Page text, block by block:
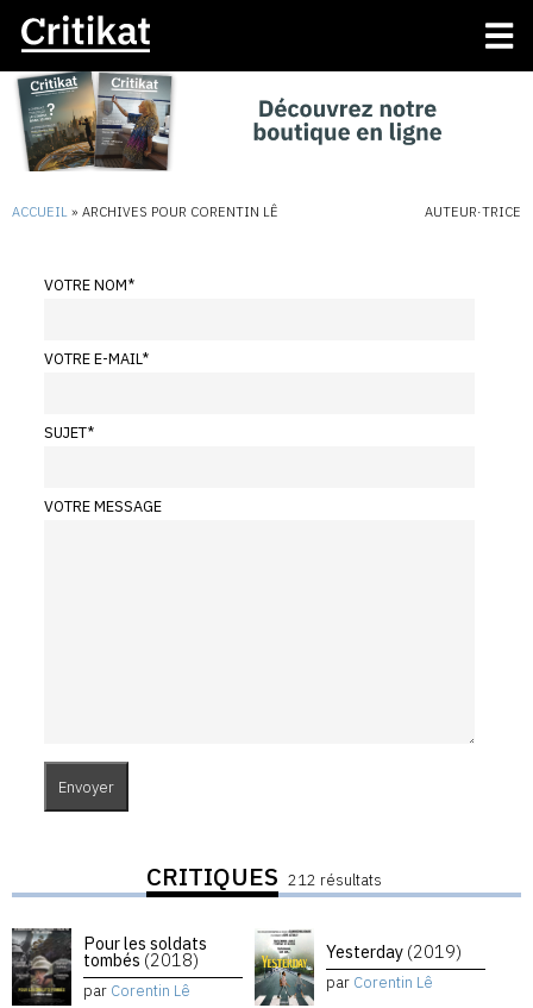
ACCUEIL » ARCHIVES POUR CORENTIN LÊ AUTEUR·TRICE
VOTRE NOM*
VOTRE E-MAIL*
SUJET*
VOTRE MESSAGE
CRITIQUES 212 résultats
Pour les soldats
tombés (2018)
par Corentin Lê
Yesterday (2019)
par Corentin Lê